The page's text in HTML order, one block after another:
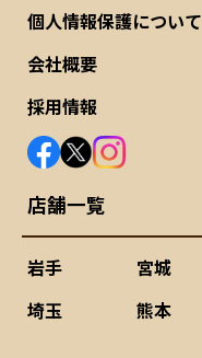
個人情報保護について
会社概要
採用情報
店舗一覧
岩手 宮城
埼玉
熊本